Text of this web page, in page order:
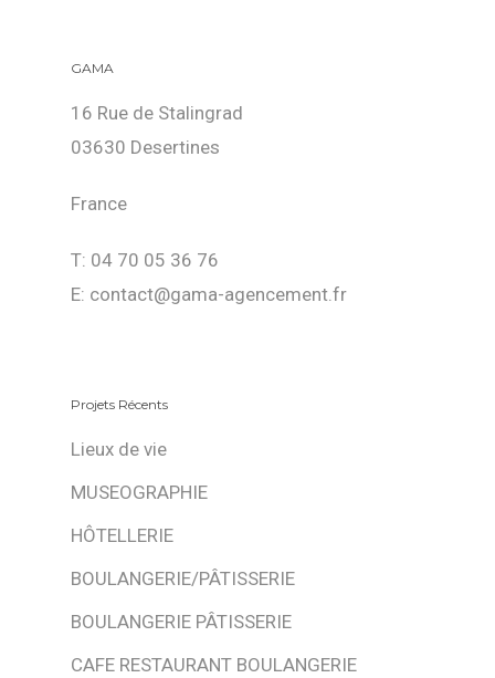
GAMA
16 Rue de Stalingrad
03630 Desertines
France
T: 04 70 05 36 76
E: contact@gama-agencement.fr
Projets Récents
Lieux de vie
MUSEOGRAPHIE
HÔTELLERIE
BOULANGERIE/PÂTISSERIE
BOULANGERIE PÂTISSERIE
CAFE RESTAURANT BOULANGERIE